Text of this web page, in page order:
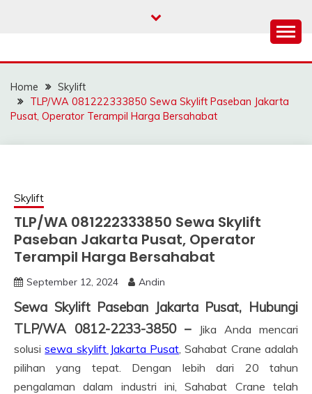
SAHABAT CRANE |
JASA SEWA CRANE |
FORKLIFT | SKYLIFT
Home
Skylift
TLP/WA 081222333850 Sewa Skylift Paseban Jakarta
Pusat, Operator Terampil Harga Bersahabat
Skylift
TLP/WA 081222333850 Sewa Skylift
Paseban Jakarta Pusat, Operator
Terampil Harga Bersahabat
September 12, 2024 Andin
Sewa Skylift Paseban Jakarta Pusat, Hubungi
TLP/WA 0812-2233-3850 –
Jika Anda mencari
solusisewa skylift Jakarta Pusat, Sahabat Crane adalah
pilihan yang tepat. Dengan lebih dari 20 tahun
pengalaman dalam industri ini, Sahabat Crane telah